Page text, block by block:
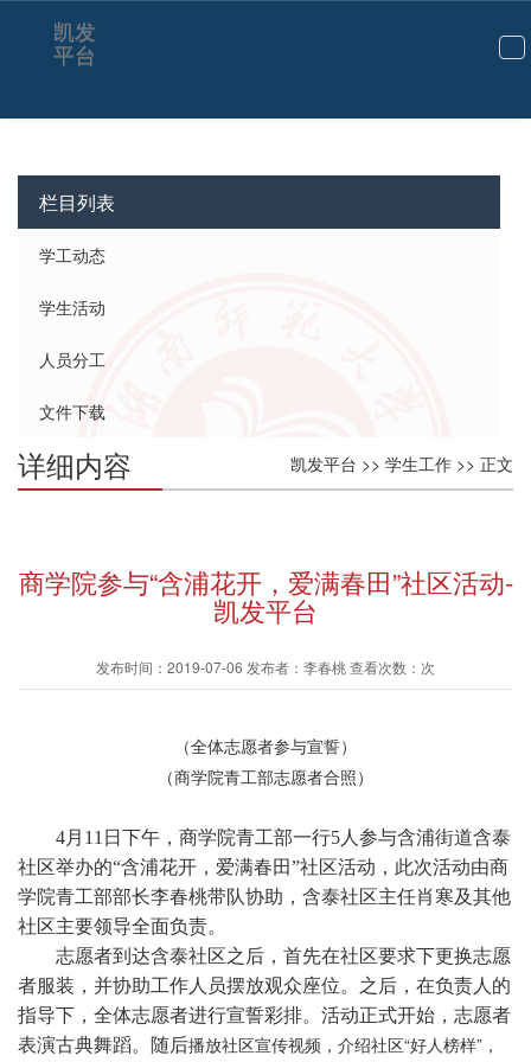
切
航
凯发
平台
栏目列表
学工动态
学生活动
人员分工
文件下载
凯发平台 >> 学生工作 >> 正文
详细内容
商学院参与“含浦花开，爱满春田”社区活动-
凯发平台
发布时间：2019-07-06 发布者：李春桃 查看次数：次
（全体志愿者参与宣誓）
（商学院青工部志愿者合照）
4月11日下午，商学院青工部一行5人参与含浦街道含泰
社区举办的“含浦花开，爱满春田”社区活动，此次活动由商
学院青工部部长李春桃带队协助，含泰社区主任肖寒及其他
社区主要领导全面负责。
志愿者到达含泰社区之后，首先在社区要求下更换志愿
者服装，并协助工作人员摆放观众座位。之后，在负责人的
指导下，全体志愿者进行宣誓彩排。活动正式开始，志愿者
表演古典舞蹈。随后播放社区宣传视频，介绍社区“好人榜样”，